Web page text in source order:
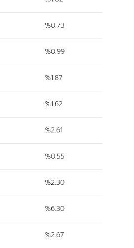
%0.73
%0.99
%1.87
%1.62
%2.61
%0.55
%2.30
%6.30
%2.67